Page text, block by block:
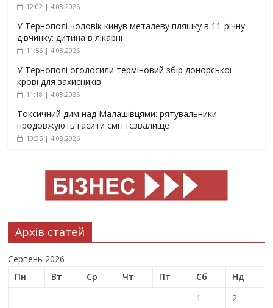
12:02 | 4.08.2026
У Тернополі чоловік кинув металеву пляшку в 11-річну
дівчинку: дитина в лікарні
11:56 | 4.08.2026
У Тернополі оголосили терміновий збір донорської
крові для захисників
11:18 | 4.08.2026
Токсичний дим над Малашівцями: рятувальники
продовжують гасити сміттєзвалище
10:35 | 4.08.2026
Архів статей
Серпень 2026
Пн
Вт Ср Чт Пт Сб
Нд
1
2